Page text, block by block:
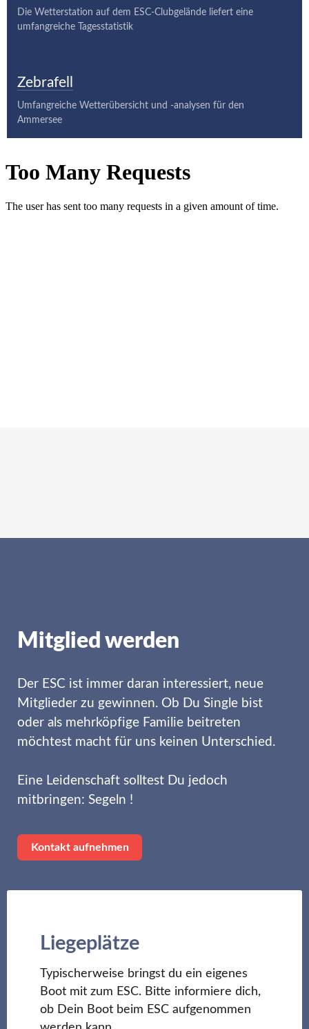
Die Wetterstation auf dem ESC-Clubgelände liefert eine
umfangreiche Tagesstatistik
Zebrafell
Umfangreiche Wetterübersicht und -analysen für den
Ammersee
Mitglied werden
Der ESC ist immer daran interessiert, neue
Mitglieder zu gewinnen. Ob Du Single bist
oder als mehrköpfige Familie beitreten
möchtest macht für uns keinen Unterschied.
Eine Leidenschaft solltest Du jedoch
mitbringen: Segeln !
Kontakt aufnehmen
Liegeplätze
Typischerweise bringst du ein eigenes
Boot mit zum ESC. Bitte informiere dich,
ob Dein Boot beim ESC aufgenommen